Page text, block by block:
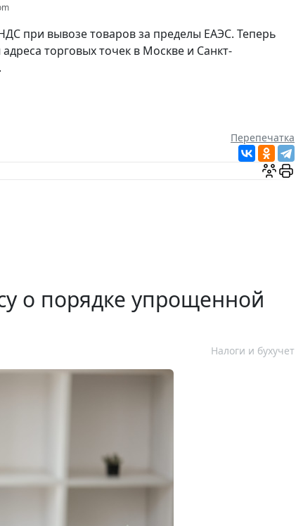
при вывозе товаров за пределы ЕАЭС. Теперь
торговых точек в Москве и Санкт-
Перепечатка
о порядке упрощенной
Налоги и бухучет